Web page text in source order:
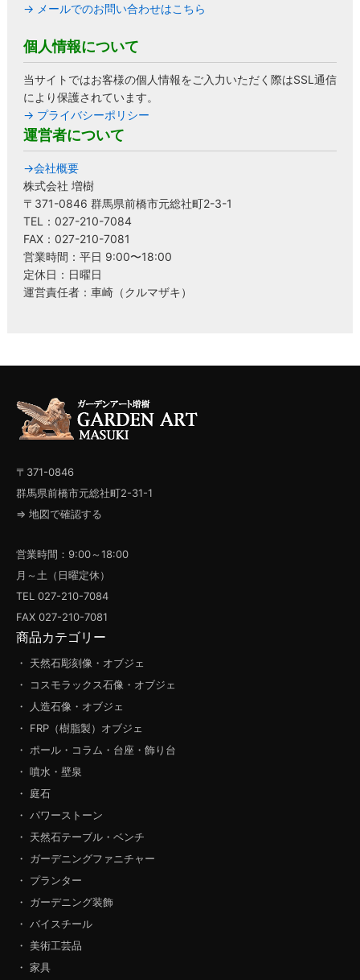
→ メールでのお問い合わせはこちら
個人情報について
当サイトではお客様の個人情報をご入力いただく際はSSL通信
により保護されています。
→ プライバシーポリシー
運営者について
→会社概要
株式会社 増樹
〒371-0846 群馬県前橋市元総社町2-3-1
TEL：027-210-7084
FAX：027-210-7081
営業時間：平日 9:00〜18:00
定休日：日曜日
運営責任者：車崎（クルマザキ）
〒371-0846
群馬県前橋市元総社町2-31-1
⇒ 地図で確認する
営業時間：9:00～18:00
月～土（日曜定休）
TEL 027-210-7084
FAX 027-210-7081
商品カテゴリー
・ 天然石彫刻像・オブジェ
・ コスモラックス石像・オブジェ
・ 人造石像・オブジェ
・ FRP（樹脂製）オブジェ
・ ポール・コラム・台座・飾り台
・ 噴水・壁泉
・ 庭石
・ パワーストーン
・ 天然石テーブル・ベンチ
・ ガーデニングファニチャー
・ プランター
・ ガーデニング装飾
・ バイスチール
・ 美術工芸品
・ 家具